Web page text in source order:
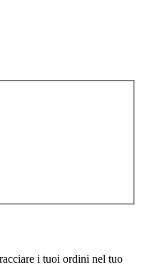
i tuoi ordini nel tuo